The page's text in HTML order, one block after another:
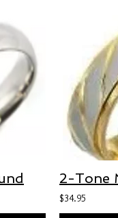
2-Tone
$34.95